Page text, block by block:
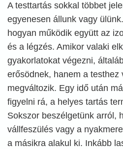
A testtartás sokkal többet
egyenesen állunk vagy
hogyan működik együtt az
és a légzés. Amikor valaki
gyakorlatokat végezni,
erősödnek, hanem a testhez
megváltozik. Egy idő után
figyelni rá, a helyes tartás
Sokszor beszélgetünk arról,
vállfeszülés vagy a
a másikra alakul ki. Inkább